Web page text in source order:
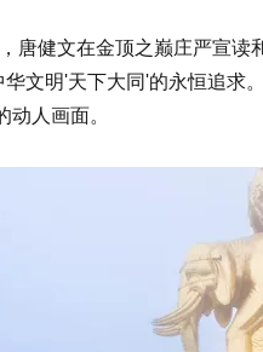
唐健文在金顶之巅庄严宣
文明'天下大同'的永恒追求
动人画面。